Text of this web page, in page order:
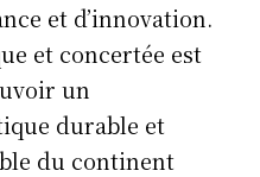
et d’innovation.
et concertée est
un
durable et
du continent